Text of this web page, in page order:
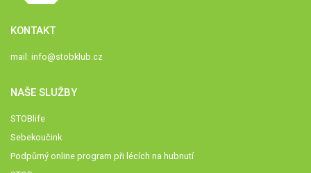
KONTAKT
mail: info@stobklub.cz
NAŠE SLUŽBY
STOBlife
Sebekoučink
Podpůrný online program při lécích na hubnutí